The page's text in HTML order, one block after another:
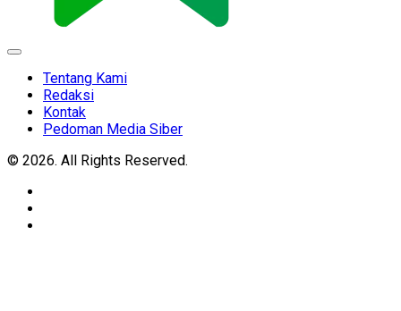
Expand
Tentang Kami
Redaksi
Kontak
Pedoman Media Siber
© 2026. All Rights Reserved.